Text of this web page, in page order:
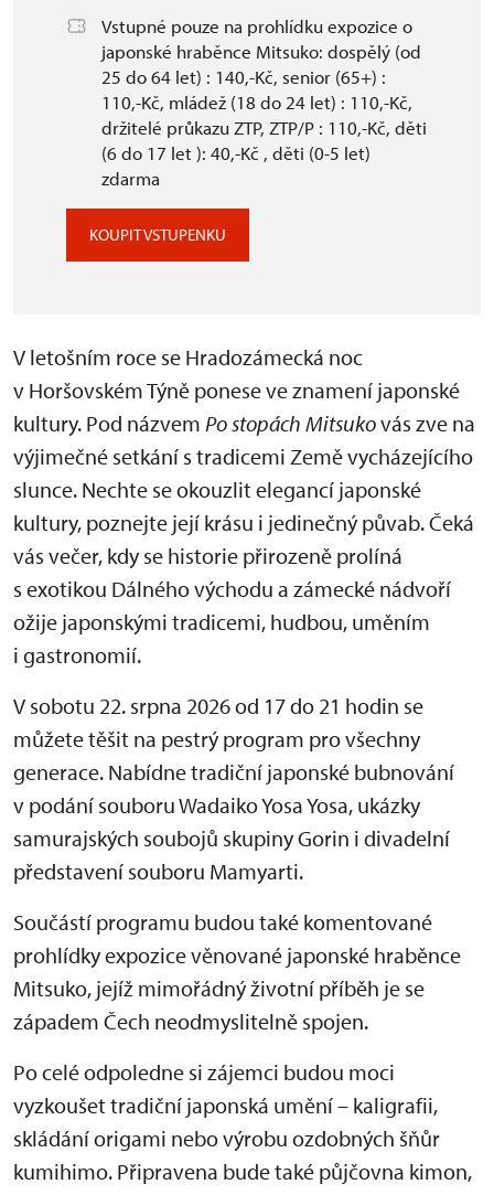
Vstupné pouze na prohlídku expozice o
japonské hraběnce Mitsuko: dospělý (od
25 do 64 let) : 140,-Kč, senior (65+) :
110,-Kč, mládež (18 do 24 let) : 110,-Kč,
držitelé průkazu ZTP, ZTP/P : 110,-Kč, děti
(6 do 17 let ): 40,-Kč , děti (0-5 let)
zdarma
KOUPIT VSTUPENKU
V letošním roce se Hradozámecká noc
v Horšovském Týně ponese ve znamení japonské
kultury. Pod názvem Po stopách Mitsukovás zve na
výjimečné setkání s tradicemi Země vycházejícího
slunce. Nechte se okouzlit elegancí japonské
kultury, poznejte její krásu i jedinečný půvab. Čeká
vás večer, kdy se historie přirozeně prolíná
s exotikou Dálného východu a zámecké nádvoří
ožije japonskými tradicemi, hudbou, uměním
i gastronomií.
V sobotu 22. srpna 2026 od 17 do 21 hodin se
můžete těšit na pestrý program pro všechny
generace. Nabídne tradiční japonské bubnování
v podání souboru Wadaiko Yosa Yosa, ukázky
samurajských soubojů skupiny Gorin i divadelní
představení souboru Mamyarti.
Součástí programu budou také komentované
prohlídky expozice věnované japonské hraběnce
Mitsuko, jejíž mimořádný životní příběh je se
západem Čech neodmyslitelně spojen.
Po celé odpoledne si zájemci budou moci
vyzkoušet tradiční japonská umění – kaligrafii,
skládání origami nebo výrobu ozdobných šňůr
kumihimo. Připravena bude také půjčovna kimon,